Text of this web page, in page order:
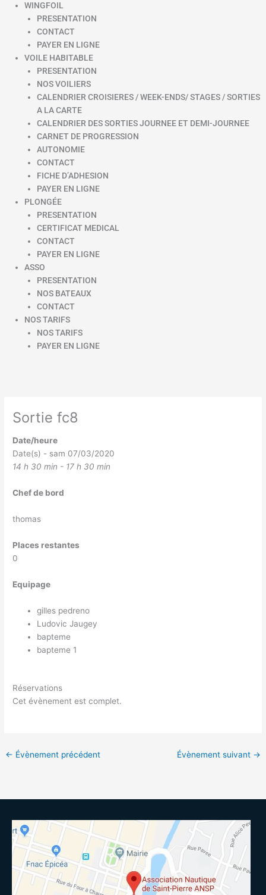
WINGFOIL
PRESENTATION
CONTACT
PAYER EN LIGNE
VOILE HABITABLE
PRESENTATION
NOS VOILIERS
CALENDRIER CROISIERES / WEEK-ENDS/ STAGES / SORTIES
A LA CARTE
CALENDRIER DES SORTIES JOURNEE ET DEMI-JOURNEE
CARNET DE PROGRESSION
AUTONOMIE
CONTACT
FICHE D’ADHESION
PAYER EN LIGNE
PLONGÉE
PRESENTATION
CERTIFICAT MEDICAL
CONTACT
PAYER EN LIGNE
ASSO
PRESENTATION
NOS BATEAUX
CONTACT
NOS TARIFS
NOS TARIFS
PAYER EN LIGNE
Sortie fc8
Date/heure
Date(s) - sam 07/03/2020
14 h 30 min - 17 h 30 min
Chef de bord
thomas
Places restantes
0
Equipage
gilles pedreno
Ludovic Jaugey
bapteme
bapteme 1
Réservations
Cet évènement est complet.
← Évènement précédent Évènement suivant →